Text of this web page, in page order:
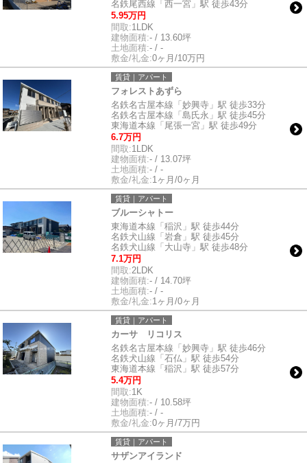
名鉄尾西線「西一宮」駅 徒歩43分
5.95万円
間取:1LDK
建物面積:- / 13.60坪
土地面積:- / -
敷金/礼金:0ヶ月/10万円
賃貸｜アパート
フォレストあずら
名鉄名古屋本線「妙興寺」駅 徒歩33分
名鉄名古屋本線「島氏永」駅 徒歩45分
東海道本線「尾張一宮」駅 徒歩49分
6.7万円
間取:1LDK
建物面積:- / 13.07坪
土地面積:- / -
敷金/礼金:1ヶ月/0ヶ月
賃貸｜アパート
ブルーシャトー
東海道本線「稲沢」駅 徒歩44分
名鉄犬山線「岩倉」駅 徒歩45分
名鉄犬山線「大山寺」駅 徒歩48分
7.1万円
間取:2LDK
建物面積:- / 14.70坪
土地面積:- / -
敷金/礼金:1ヶ月/0ヶ月
賃貸｜アパート
カーサ リコリス
名鉄名古屋本線「妙興寺」駅 徒歩46分
名鉄犬山線「石仏」駅 徒歩54分
東海道本線「稲沢」駅 徒歩57分
5.4万円
間取:1K
建物面積:- / 10.58坪
土地面積:- / -
敷金/礼金:0ヶ月/7万円
賃貸｜アパート
サザンアイランド